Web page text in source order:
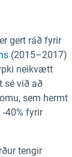
gert ráð fyrir
(2015–2017)
neikvætt
sé við að
sem hermt
40% fyrir
tengir